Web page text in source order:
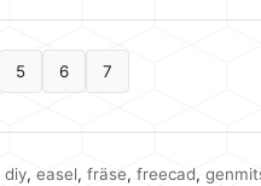
5 6 7
diy, easel, fräse, freecad,